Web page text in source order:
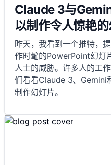
Claude 3与
以制作令人惊艳的
昨天，我看到一个推特，
作时髦的PowerPoint幻灯
人士的威胁。许多人的工
们看看Claude 3、Gemini
制作幻灯片。